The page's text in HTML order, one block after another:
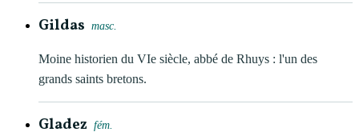
Gildas masc.
Moine historien du VIe siècle, abbé de Rhuys : l'un des
grands saints bretons.
Gladez fém.